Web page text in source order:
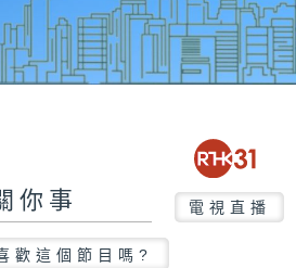
你事 電視直播
歡這個節目嗎?